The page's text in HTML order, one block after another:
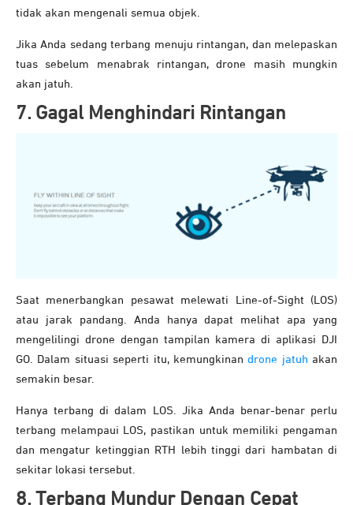
tidak akan mengenali semua objek.
Jika Anda sedang terbang menuju rintangan, dan melepaskan
tuas sebelum menabrak rintangan, drone masih mungkin
akan jatuh.
7. Gagal Menghindari Rintangan
Saat menerbangkan pesawat melewati Line-of-Sight (LOS)
atau jarak pandang. Anda hanya dapat melihat apa yang
mengelilingi drone dengan tampilan kamera di aplikasi DJI
GO. Dalam situasi seperti itu, kemungkinandrone jatuh akan
semakin besar.
Hanya terbang di dalam LOS. Jika Anda benar-benar perlu
terbang melampaui LOS, pastikan untuk memiliki pengaman
dan mengatur ketinggian RTH lebih tinggi dari hambatan di
sekitar lokasi tersebut.
8. Terbang Mundur Dengan Cepat